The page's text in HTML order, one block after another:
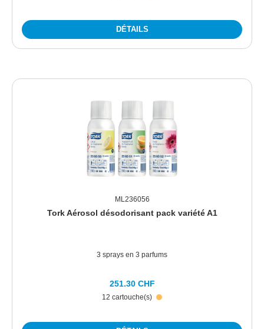
DÉTAILS
ML236056
Tork Aérosol désodorisant pack variété A1
3 sprays en 3 parfums
12 cartouche(s)
251.30 CHF